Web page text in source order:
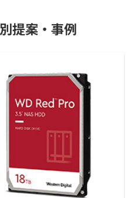
提案・事例